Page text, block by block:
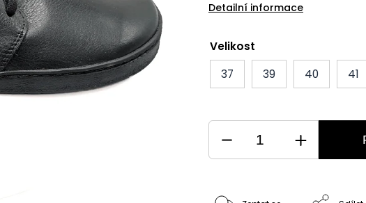
Detailní informace
Velikost
37
39 40 41